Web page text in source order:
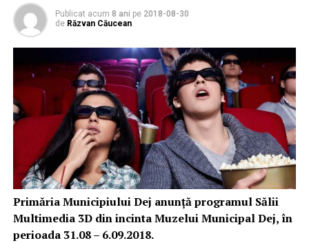
Publicat acum 8 ani pe 2018-08-30
de Răzvan Căucean
Primăria Municipiului Dej anunță programul Sălii
Multimedia 3D din incinta Muzelui Municipal Dej, în
perioada 31.08 – 6.09.2018.